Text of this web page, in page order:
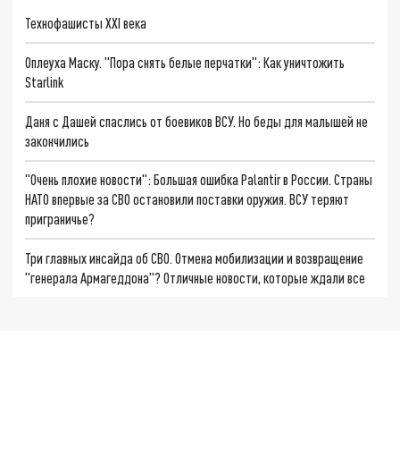
Технофашисты XXI века
Оплеуха Маску. "Пора снять белые перчатки": Как уничтожить
Starlink
Даня с Дашей спаслись от боевиков ВСУ. Но беды для малышей не
закончились
"Очень плохие новости": Большая ошибка Palantir в России. Страны
НАТО впервые за СВО остановили поставки оружия. ВСУ теряют
приграничье?
Три главных инсайда об СВО. Отмена мобилизации и возвращение
"генерала Армагеддона"? Отличные новости, которые ждали все